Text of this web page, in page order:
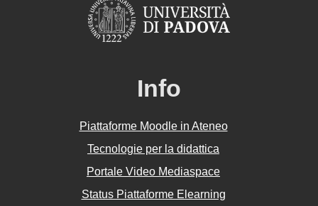
Info
Piattaforme Moodle in Ateneo
Tecnologie per la didattica
Portale Video Mediaspace
Status Piattaforme Elearning